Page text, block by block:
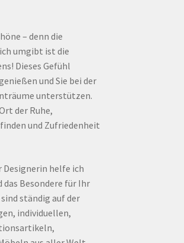
– denn die
umgibt ist die
Dieses Gefühl
und Sie bei der
unterstützen.
der Ruhe,
und Zufriedenheit
helfe ich
das Besondere für Ihr
ständig auf der
individuellen,